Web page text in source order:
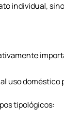
individual,
uso
tipológicos: